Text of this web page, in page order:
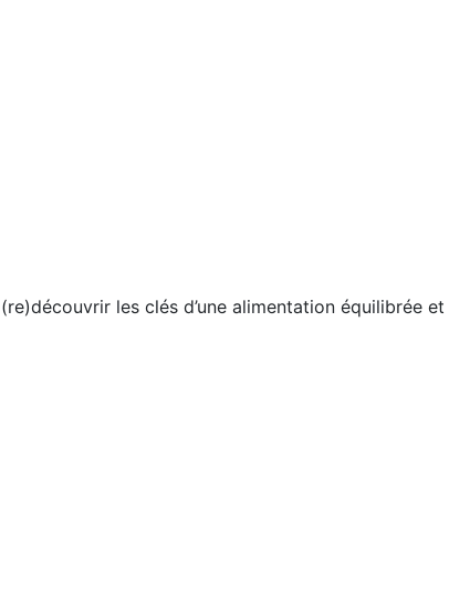
les clés d’une alimentation équilibrée et